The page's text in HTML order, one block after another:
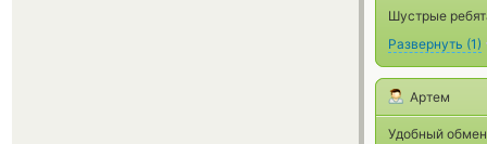
Шустрые
Развернуть (1)
Артем
Удобный